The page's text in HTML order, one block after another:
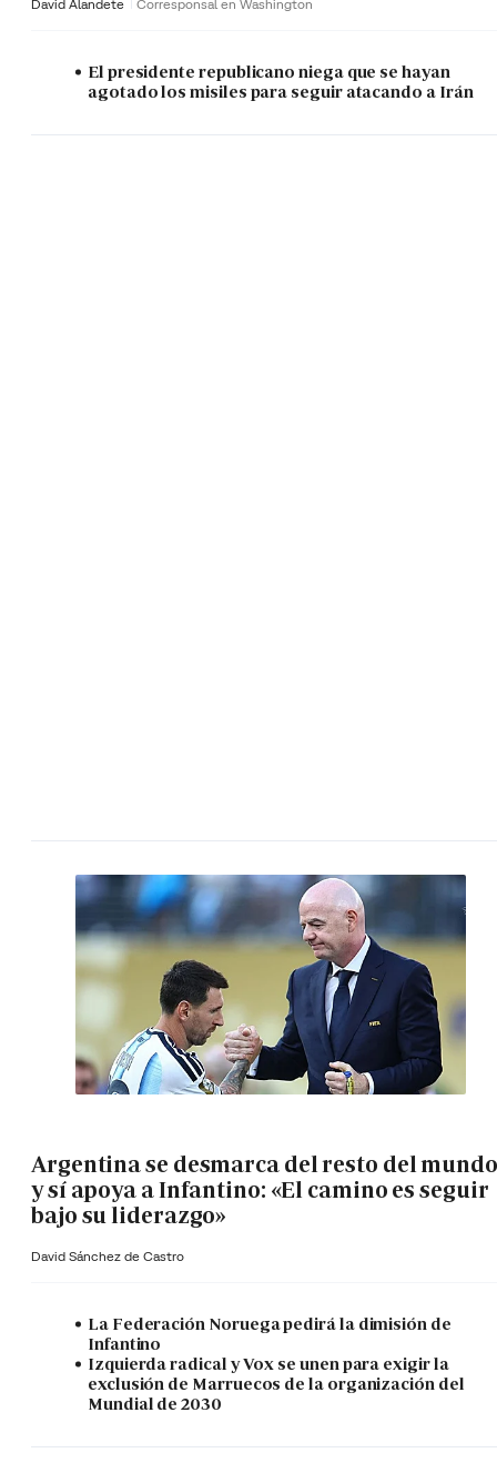
David Alandete Corresponsal en Washington
El presidente republicano niega que se hayan
agotado los misiles para seguir atacando a Irán
Argentina se desmarca del resto del mundo
y sí apoya a Infantino: «El camino es seguir
bajo su liderazgo»
David Sánchez de Castro
La Federación Noruega pedirá la dimisión de
Infantino
Izquierda radical y Vox se unen para exigir la
exclusión de Marruecos de la organización del
Mundial de 2030